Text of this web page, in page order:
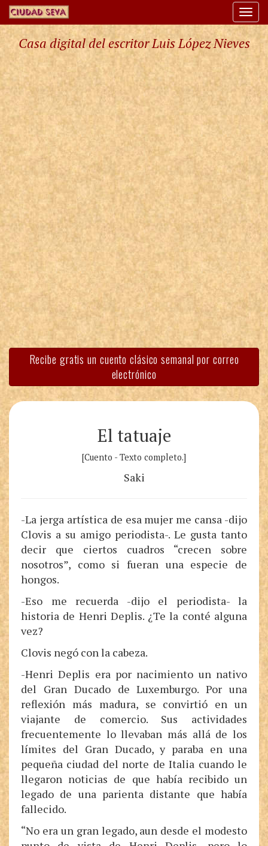
Casa digital del escritor Luis López Nieves
Recibe gratis un cuento clásico semanal por correo
electrónico
El tatuaje
[Cuento - Texto completo.]
Saki
-La jerga artística de esa mujer me cansa -dijo
Clovis a su amigo periodista-. Le gusta tanto
decir que ciertos cuadros “crecen sobre
nosotros”, como si fueran una especie de
hongos.
-Eso me recuerda -dijo el periodista- la
historia de Henri Deplis. ¿Te la conté alguna
vez?
Clovis negó con la cabeza.
-Henri Deplis era por nacimiento un nativo
del Gran Ducado de Luxemburgo. Por una
reflexión más madura, se convirtió en un
viajante de comercio. Sus actividades
frecuentemente lo llevaban más allá de los
límites del Gran Ducado, y paraba en una
pequeña ciudad del norte de Italia cuando le
llegaron noticias de que había recibido un
legado de una parienta distante que había
fallecido.
“No era un gran legado, aun desde el modesto